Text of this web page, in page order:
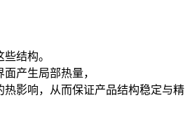
结构。
产生局部热量，
热影响，从而保证产品结构稳定与精